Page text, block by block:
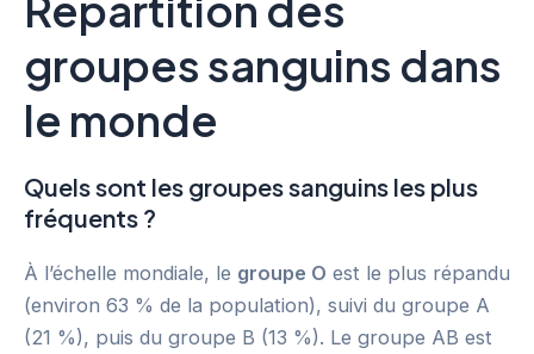
groupes sanguins dans
le monde
Quels sont les groupes sanguins les plus
fréquents ?
À l’échelle mondiale, le groupe O est le plus répandu
(environ 63 % de la population), suivi du groupe A
(21 %), puis du groupe B (13 %). Le groupe AB est